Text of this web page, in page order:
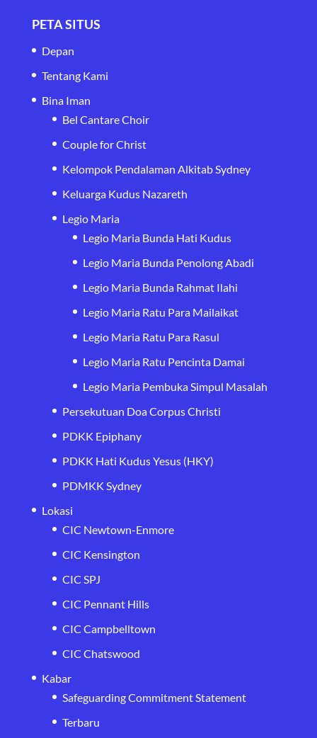
PETA SITUS
Depan
Tentang Kami
Bina Iman
Bel Cantare Choir
Couple for Christ
Kelompok Pendalaman Alkitab Sydney
Keluarga Kudus Nazareth
Legio Maria
Legio Maria Bunda Hati Kudus
Legio Maria Bunda Penolong Abadi
Legio Maria Bunda Rahmat Ilahi
Legio Maria Ratu Para Mailaikat
Legio Maria Ratu Para Rasul
Legio Maria Ratu Pencinta Damai
Legio Maria Pembuka Simpul Masalah
Persekutuan Doa Corpus Christi
PDKK Epiphany
PDKK Hati Kudus Yesus (HKY)
PDMKK Sydney
Lokasi
CIC Newtown-Enmore
CIC Kensington
CIC SPJ
CIC Pennant Hills
CIC Campbelltown
CIC Chatswood
Kabar
Safeguarding Commitment Statement
Terbaru